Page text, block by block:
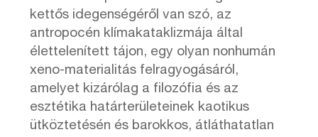
kettős idegenségéről van szó, az
antropocén klímakataklizmája által
élettelenített tájon, egy olyan nonhumán
xeno-materialitás felragyogásáról,
amelyet kizárólag a filozófia és az
esztétika határterületeinek kaotikus
ütköztetésén és barokkos, átláthatatlan